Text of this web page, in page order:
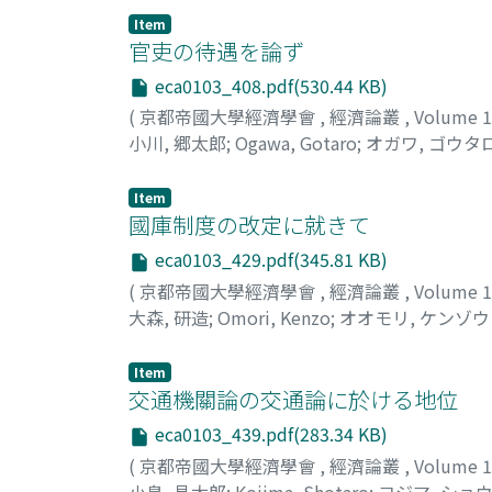
Item
官吏の待遇を論ず
eca0103_408.pdf(530.44 KB)
( 京都帝國大學經濟學會 , 經濟論叢 , Volume
小川, 郷太郎; Ogawa, Gotaro; オガワ, ゴウタ
Item
國庫制度の改定に就きて
eca0103_429.pdf(345.81 KB)
( 京都帝國大學經濟學會 , 經濟論叢 , Volume
大森, 研造; Omori, Kenzo; オオモリ, ケンゾウ
Item
交通機關論の交通論に於ける地位
eca0103_439.pdf(283.34 KB)
( 京都帝國大學經濟學會 , 經濟論叢 , Volume